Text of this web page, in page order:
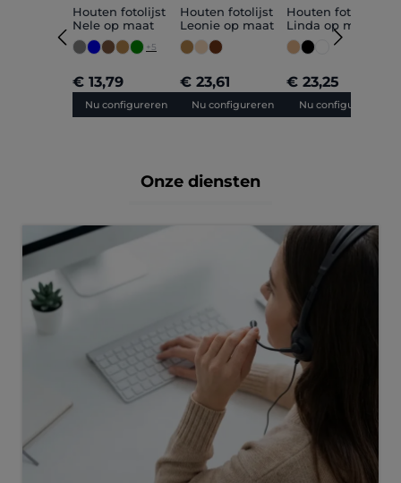
Houten fotolijst
Nele op maat
+5
€ 13,79
Nu configureren
Houten fotolijst
Leonie op maat
€ 23,61
Nu configureren
Houten fotolijst
Linda op maat
€ 23,25
Nu configureren
Onze diensten